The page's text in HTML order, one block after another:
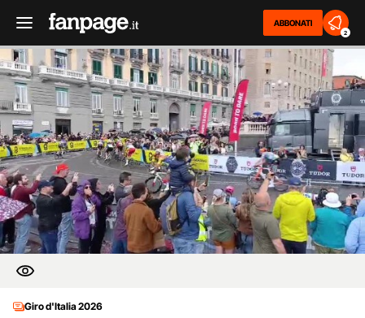
ABBONATI
2
Giro d'Italia 2026